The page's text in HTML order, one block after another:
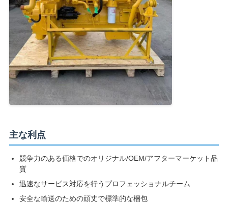
主な利点
競争力のある価格でのオリジナル/OEM/アフターマーケット品
質
迅速なサービス対応を行うプロフェッショナルチーム
安全な輸送のための頑丈で標準的な梱包